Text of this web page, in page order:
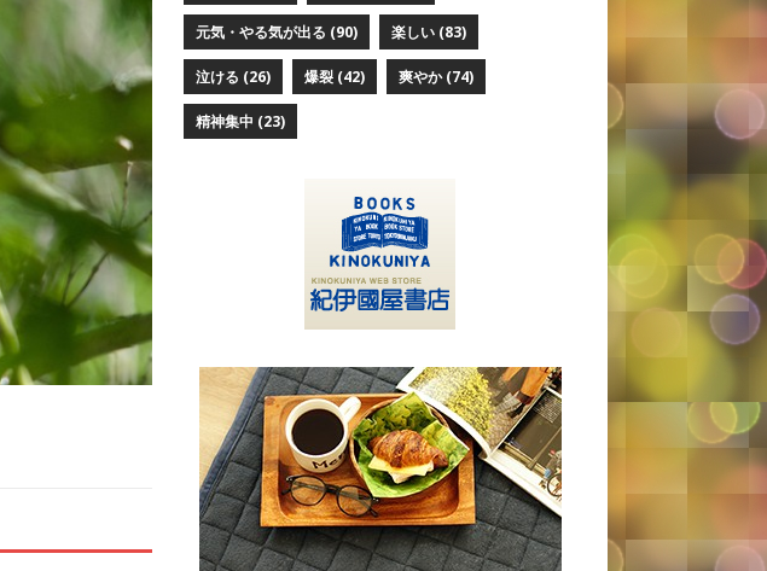
元気・やる気が出る (90) 楽しい(83)
泣ける (26) 爆裂(42) 爽やか(74)
精神集中 (23)